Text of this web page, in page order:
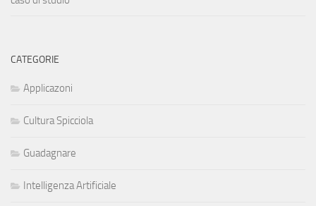
CATEGORIE
Applicazoni
Cultura Spicciola
Guadagnare
Intelligenza Artificiale